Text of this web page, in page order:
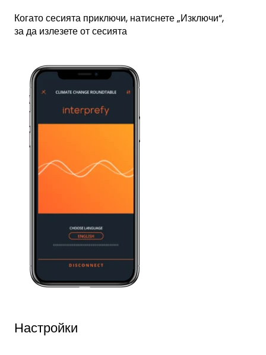
Когато сесията приключи, натиснете „Изключи“,
за да излезете от сесията
Настройки